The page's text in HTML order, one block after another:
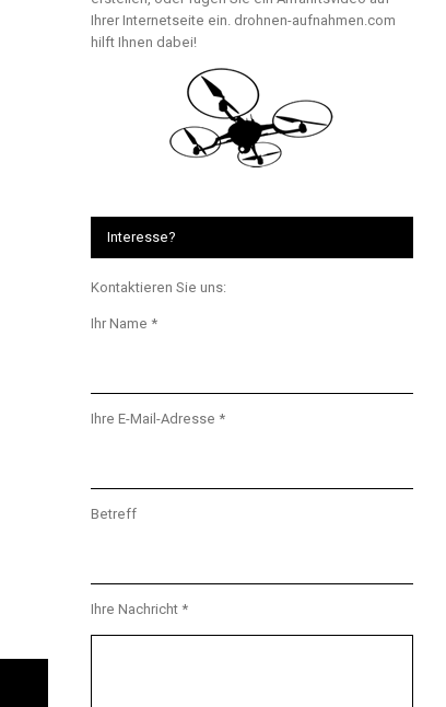
Ihrer Internetseite ein. drohnen-aufnahmen.com
hilft Ihnen dabei!
Interesse?
Kontaktieren Sie uns:
Ihr Name *
Ihre E-Mail-Adresse *
Betreff
Ihre Nachricht *